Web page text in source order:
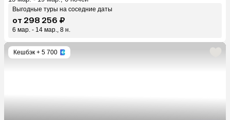
Выгодные туры на соседние даты
от 298 256 ₽
6 мар. - 14 мар., 8 н.
Кешбэк + 5 700